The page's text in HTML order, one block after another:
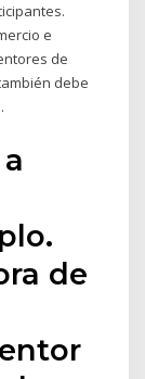
e
de
debe
de